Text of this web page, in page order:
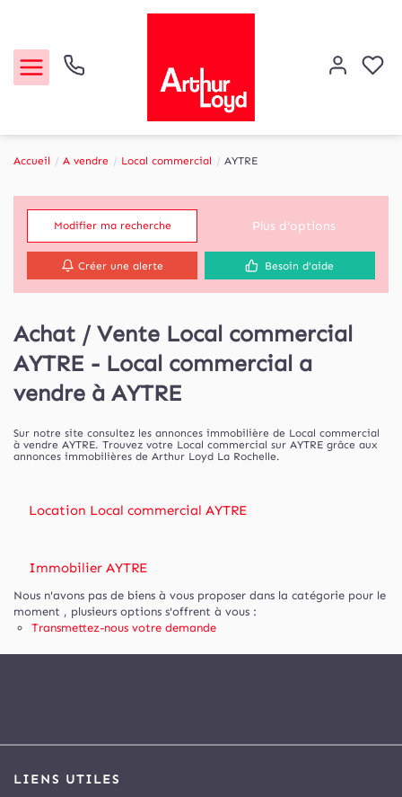
Louer
Etude de marché
Notre Agence
Contact
Accueil A vendre Local commercial AYTRE
Modifier ma recherche Plus d'options
Créer une alerte Besoin d'aide
Achat / Vente Local commercial
AYTRE - Local commercial a
vendre à AYTRE
Sur notre site consultez les annonces immobilière de Local commercial
à vendre AYTRE. Trouvez votre Local commercial sur AYTRE grâce aux
annonces immobilières de Arthur Loyd La Rochelle.
Location Local commercial AYTRE
Immobilier AYTRE
Nous n'avons pas de biens à vous proposer dans la catégorie pour le
moment , plusieurs options s'offrent à vous :
Transmettez-nous votre demande
LIENS UTILES